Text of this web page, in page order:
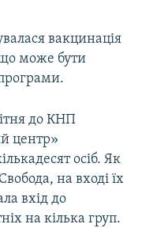
вакцинація
може бути
до КНП
центр»
осіб. Як
на вході їх
вхід до
на кілька груп.